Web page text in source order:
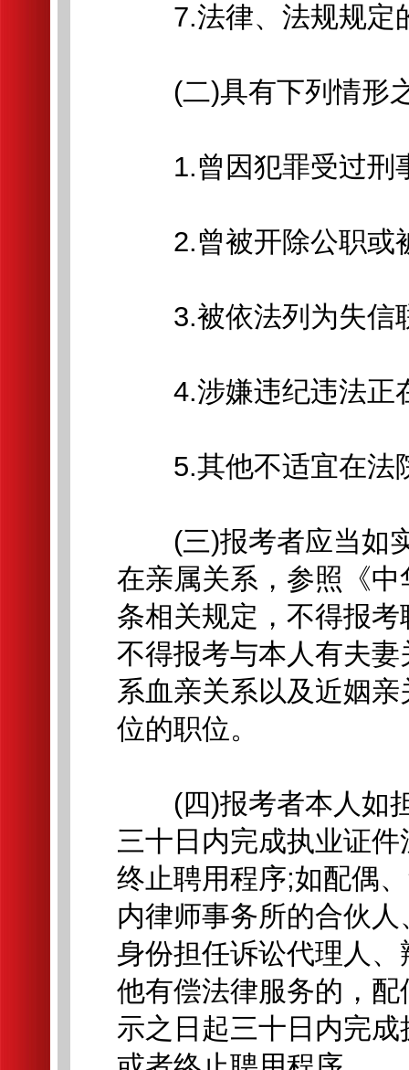
7.法律、法规规定
(二)具有下列情形
1.曾因犯罪受过刑
2.曾被开除公职或
3.被依法列为失信
4.涉嫌违纪违法正
5.其他不适宜在法
(三)报考者应当如实
在亲属关系，参照《
条相关规定，不得报
不得报考与本人有夫
系血亲关系以及近姻
位的职位。
(四)报考者本人如担
三十日内完成执业证
终止聘用程序;如配偶
内律师事务所的合伙
身份担任诉讼代理人
他有偿法律服务的，
示之日起三十日内完